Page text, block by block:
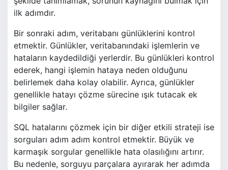
ilk adımdır.
Bir sonraki adım, veritabanı günlüklerini kontrol
etmektir. Günlükler, veritabanındaki işlemlerin ve
hataların kaydedildiği yerlerdir. Bu günlükleri kontrol
ederek, hangi işlemin hataya neden olduğunu
belirlemek daha kolay olabilir. Ayrıca, günlükler
genellikle hatayı çözme sürecine ışık tutacak ek
bilgiler sağlar.
SQL hatalarını çözmek için bir diğer etkili strateji ise
sorguları adım adım kontrol etmektir. Büyük ve
karmaşık sorgular genellikle hata olasılığını artırır.
Bu nedenle, sorguyu parçalara ayırarak her adımda